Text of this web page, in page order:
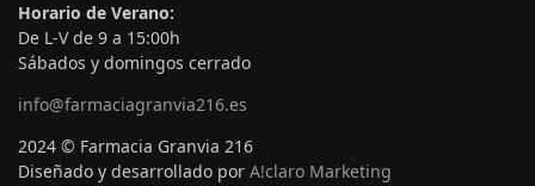
Horario de Verano:
De L-V de 9 a 15:00h
Sábados y domingos cerrado
info@farmaciagranvia216.es
2024 © Farmacia Granvia 216
Diseñado y desarrollado por A!claro Marketing